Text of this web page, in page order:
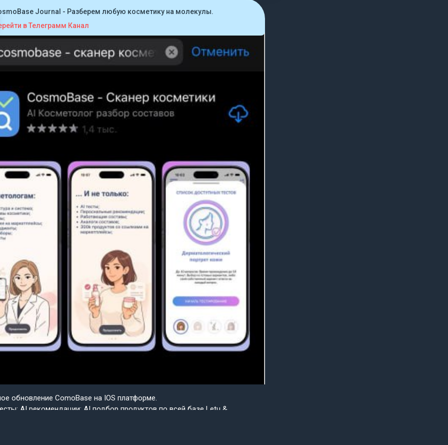
Journal - Разберем любую косметику на молекулы.
в Телеграмм Канал
обновление ComoBase на IOS платформе.
AI рекомендации; AI подбор продуктов по всей базе Letu &